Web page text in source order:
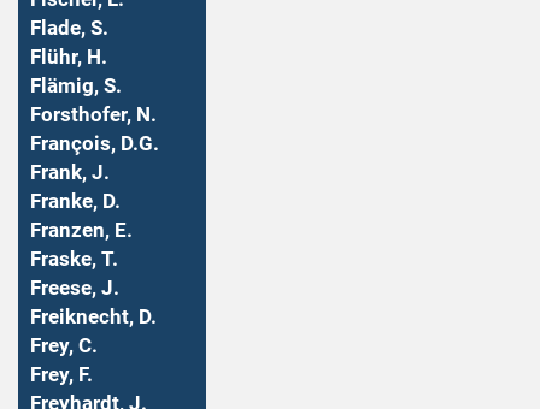
Flade, S.
Flühr, H.
Flämig, S.
Forsthofer, N.
François, D.G.
Frank, J.
Franke, D.
Franzen, E.
Fraske, T.
Freese, J.
Freiknecht, D.
Frey, C.
Frey, F.
Freyhardt, J.